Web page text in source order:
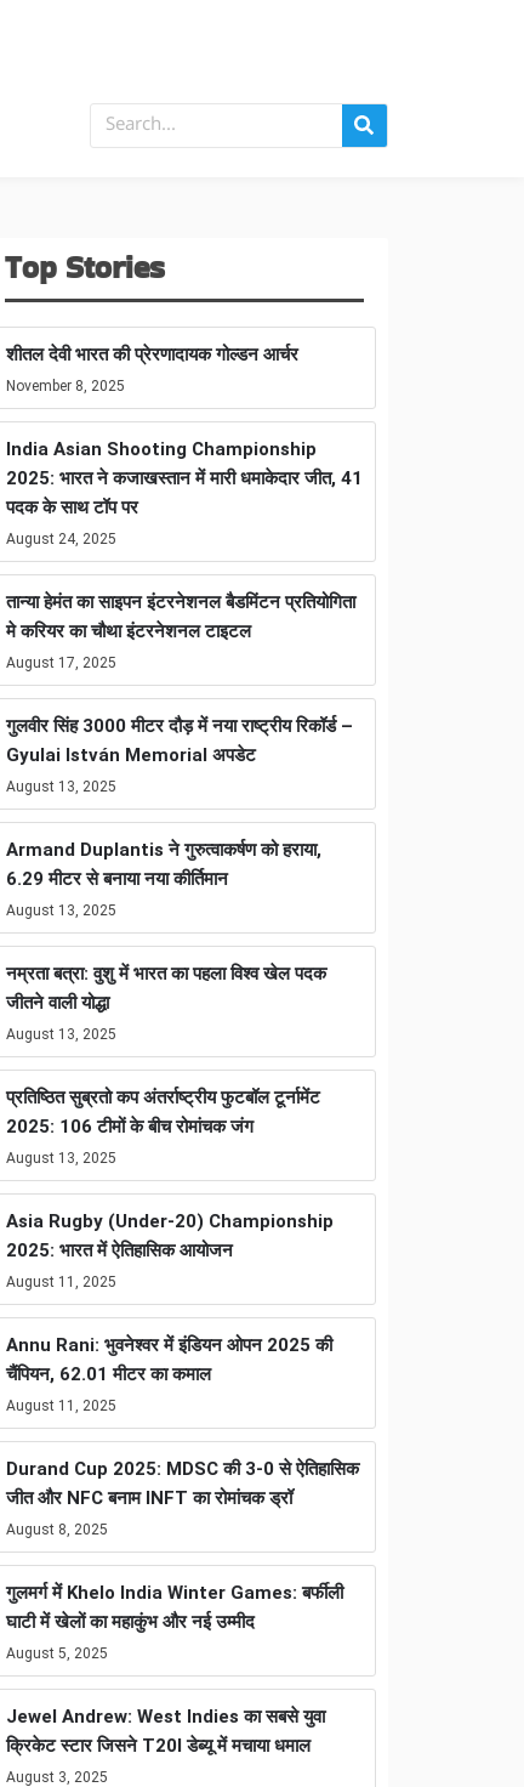
Top Stories
शीतल देवी भारत की प्रेरणादायक गोल्डन आर्चर
November 8, 2025
India Asian Shooting Championship
2025: भारत ने कजाखस्तान में मारी धमाकेदार जीत, 41
पदक के साथ टॉप पर
August 24, 2025
तान्या हेमंत का साइपन इंटरनेशनल बैडमिंटन प्रतियोगिता
मे करियर का चौथा इंटरनेशनल टाइटल
August 17, 2025
गुलवीर सिंह 3000 मीटर दौड़ में नया राष्ट्रीय रिकॉर्ड –
Gyulai István Memorial अपडेट
August 13, 2025
Armand Duplantis ने गुरुत्वाकर्षण को हराया,
6.29 मीटर से बनाया नया कीर्तिमान
August 13, 2025
नम्रता बत्रा: वुशु में भारत का पहला विश्व खेल पदक
जीतने वाली योद्धा
August 13, 2025
प्रतिष्ठित सुब्रतो कप अंतर्राष्ट्रीय फुटबॉल टूर्नामेंट
2025: 106 टीमों के बीच रोमांचक जंग
August 13, 2025
Asia Rugby (Under-20) Championship
2025: भारत में ऐतिहासिक आयोजन
August 11, 2025
Annu Rani: भुवनेश्वर में इंडियन ओपन 2025 की
चैंपियन, 62.01 मीटर का कमाल
August 11, 2025
Durand Cup 2025: MDSC की 3-0 से ऐतिहासिक
जीत और NFC बनाम INFT का रोमांचक ड्रॉ
August 8, 2025
गुलमर्ग में Khelo India Winter Games: बर्फीली
घाटी में खेलों का महाकुंभ और नई उम्मीद
August 5, 2025
Jewel Andrew: West Indies का सबसे युवा
क्रिकेट स्टार जिसने T20I डेब्यू में मचाया धमाल
August 3, 2025